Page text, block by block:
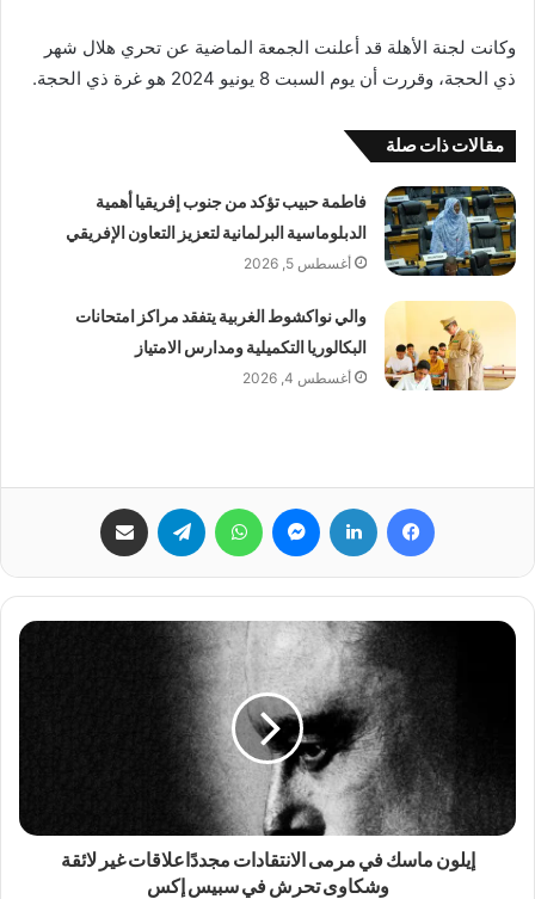
وكانت لجنة الأهلة قد أعلنت الجمعة الماضية عن تحري هلال شهر
ذي الحجة، وقررت أن يوم السبت 8 يونيو 2024 هو غرة ذي الحجة.
مقالات ذات صلة
فاطمة حبيب تؤكد من جنوب إفريقيا أهمية
الدبلوماسية البرلمانية لتعزيز التعاون الإفريقي
أغسطس 5, 2026
والي نواكشوط الغربية يتفقد مراكز امتحانات
البكالوريا التكميلية ومدارس الامتياز
أغسطس 4, 2026
فيسبوك لينكدإن ماسنجر واتساب تيلقرام
إيلون ماسك في مرمى الانتقادات مجددًاعلاقات غير لائقة
وشكاوى تحرش في سبيس إكس